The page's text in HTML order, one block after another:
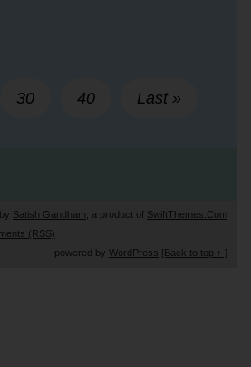
30 40 Last »
Satish Gandham , a product of SwiftThemes.Com
(RSS)
powered by WordPress [Back to top ↑ ]